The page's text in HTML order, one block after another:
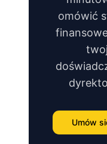
omówić
Umów